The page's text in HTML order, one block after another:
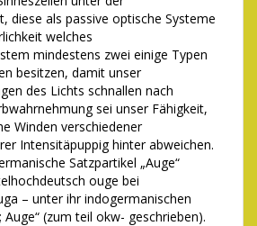
diese als passive optische Systeme
welches
mindestens zwei einige Typen
besitzen, damit unser
des Lichts schnallen nach
sei unser Fähigkeit,
Winden verschiedener
Intensitäpuppig hinter abweichen.
Satzpartikel „Auge“
ouge bei
– unter ihr indogermanischen
Auge“ (zum teil okw- geschrieben).